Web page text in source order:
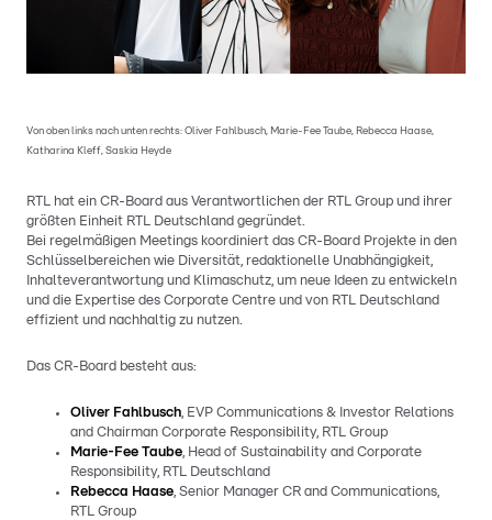
Von oben links nach unten rechts: Oliver Fahlbusch, Marie-Fee Taube, Rebecca Haase,
Katharina Kleff, Saskia Heyde
RTL hat ein CR-Board aus Verantwortlichen der RTL Group und ihrer
größten Einheit RTL Deutschland gegründet.
Bei regelmäßigen Meetings koordiniert das CR-Board Projekte in den
Schlüsselbereichen wie Diversität, redaktionelle Unabhängigkeit,
Inhalteverantwortung und Klimaschutz, um neue Ideen zu entwickeln
und die Expertise des Corporate Centre und von RTL Deutschland
effizient und nachhaltig zu nutzen.
Das CR-Board besteht aus:
Oliver Fahlbusch, EVP Communications & Investor Relations
and Chairman Corporate Responsibility, RTL Group
Marie-Fee Taube, Head of Sustainability and Corporate
Responsibility, RTL Deutschland
Rebecca Haase, Senior Manager CR and Communications,
RTL Group